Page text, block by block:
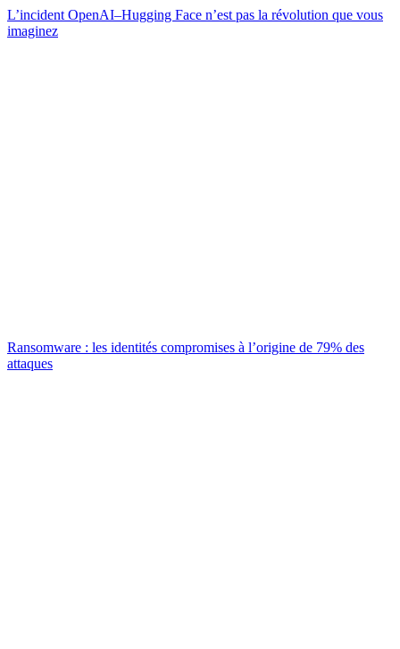
L’incident OpenAI–Hugging Face n’est pas la révolution que vous
imaginez
Ransomware : les identités compromises à l’origine de 79% des
attaques